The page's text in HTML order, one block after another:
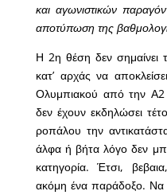
και αγωνιστικών
αποτύπωση της
Η 2η θέση δεν σημαίνει
κατ’ αρχάς να
Ολυμπιακού από την Α2
δεν έχουν εκδηλώσει
ροπάλου την
άλφα ή βήτα λόγο δεν
κατηγορία. Έτσι,
ακόμη ένα παράδοξο. Να